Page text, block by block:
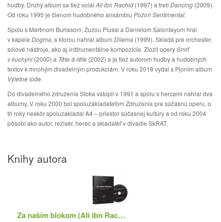
hudby. Druhý album sa tiež volal Ali ibn Rachid (1997) a tretíDancing (2009).
Od roku 1995 je členom hudobného ansámblu Požoň Sentimental.
Spolu s Martinom Burlasom, Zuzou Piussi a Danielom Salontayom hral
v kapele Dogma, s ktorou nahral album Dilema (1999). Skladá pre orchester,
sólové nástroje, ako aj inštrumentálne kompozície. Zložil operySmrť
v kuchyni (2000) a Tête-à-tête (2002) a je tiež autorom hudby a hudobných
textov k mnohým divadelným produkciám. V roku 2018 vydal s Pjonim album
Výletné lode.
Do divadelného združenia Stoka vstúpil v 1991 a spolu s hercami nahral dva
albumy. V roku 2000 bol spoluzakladateľom Združenia pre súčasnú operu, o
tri roky neskôr spoluzakladal A4 – priestor súčasnej kultúry a od roku 2004
pôsobí ako autor, režisér, herec a skladateľ v divadle SkRAT.
Knihy autora
Za naším blokom (Ali ibn Rachid a iné texty)